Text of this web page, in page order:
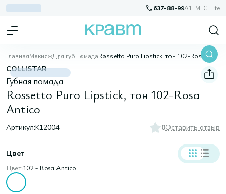
637-88-99A1, МТС, Life
ГлавнаяМакияжДля губПомада Rossetto Puro Lipstick, тон 102-Rosa Antico
COLLISTAR
Губная помада
Rossetto Puro Lipstick, тон 102-Rosa
Antico
Артикул:K12004 0Оставить отзыв
Цвет
Цвет:102 - Rosa Antico